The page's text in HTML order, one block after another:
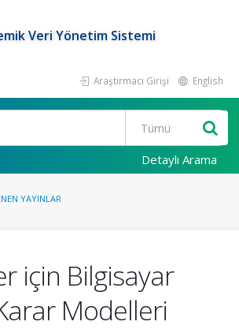
Veri Yönetim Sistemi
Araştırmacı Girişi English
Detaylı Arama
YAYINLAR
için Bilgisayar
Modelleri